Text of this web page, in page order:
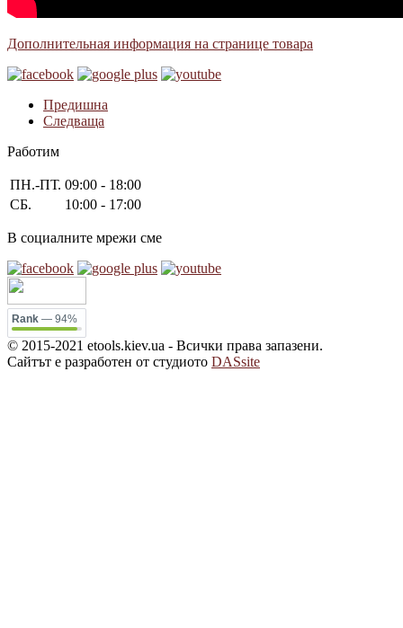
Дополнительная информация на странице товара
Предишна
Следваща
Работим
ПН.-ПТ. 09:00 - 18:00
СБ.
10:00 - 17:00
В социалните мрежи сме
Rank — 94%
© 2015-2021 etools.kiev.ua - Всички права запазени.
Сайтът е разработен от студиото DASsite